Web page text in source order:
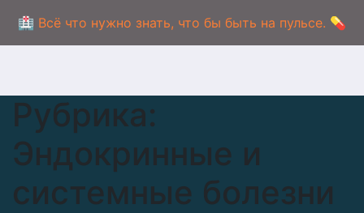
🏥 Всё что нужно знать, что бы быть на пульсе. 💊
Рубрика:
Эндокринные и
системные болезни